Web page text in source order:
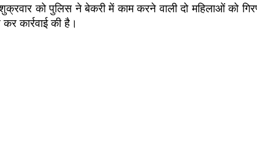
को पुलिस ने बेकरी में काम करने वाली दो महिलाओं को
कार्रवाई की है।